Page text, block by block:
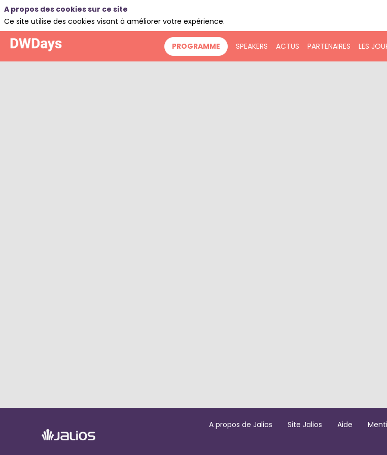
PROGRAMME SPEAKERS ACTUS PARTENAIRES LES
A propos de Jalios Site Jalios Aide
A propos des cookies sur ce site
Ce site utilise des cookies visant à améliorer votre expérience.